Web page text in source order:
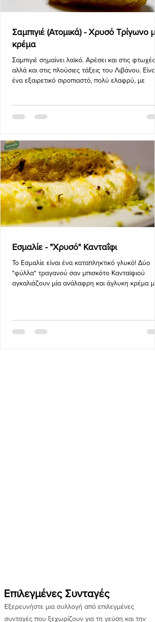
Σαμπιγιέ (Ατομικά) - Χρυσό Τρίγωνο με
κρέμα
Σαμπιγιέ σημαίνει λαϊκό. Αρέσει και στις φτωχές
αλλά και στις πλούσιες τάξεις του Λιβάνου. Είναι
ένα εξαιρετικό σιροπιαστό, πολύ ελαφρύ, με
Εσμαλίε - "Χρυσό" Κανταΐφι
Το Εσμαλίε είναι ένα καταπληκτικό γλυκό! Δύο
"φύλλα" τραγανού σαν μπισκότο Κανταϊφιού
αγκαλιάζουν μία ανάλαφρη και άγλυκη κρέμα με
Επιλεγμένες Συνταγές
Εξερευνήστε μια συλλογή από επιλεγμένες
συνταγές που ξεχωρίζουν για τη γεύση και την